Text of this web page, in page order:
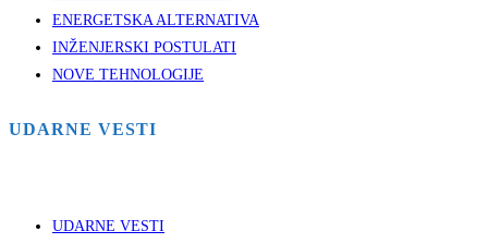
ENERGETSKA ALTERNATIVA
INŽENJERSKI POSTULATI
NOVE TEHNOLOGIJE
UDARNE VESTI
UDARNE VESTI